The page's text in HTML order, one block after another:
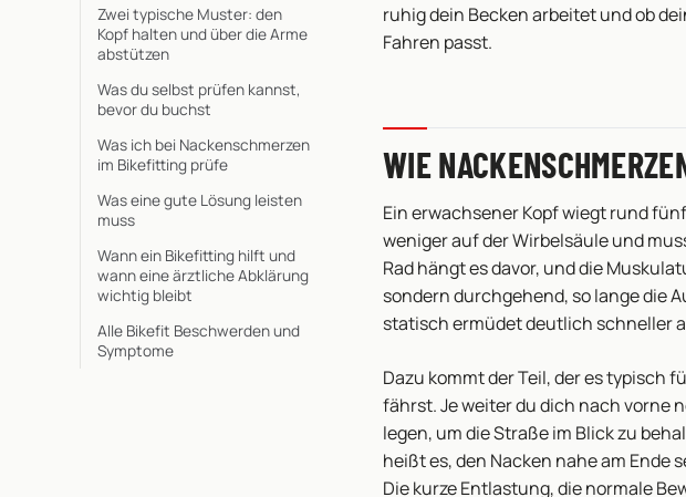
Zwei typische Muster: den
Kopf halten und über die Arme
abstützen
Was du selbst prüfen kannst,
bevor du buchst
Was ich bei Nackenschmerzen
im Bikefitting prüfe
Was eine gute Lösung leisten
muss
Wann ein Bikefitting hilft und
wann eine ärztliche Abklärung
wichtig bleibt
Alle Bikefit Beschwerden und
Symptome
ruhig dein Becken arbeitet und ob
Fahren passt.
WIE
Ein erwachsener Kopf wiegt rund
weniger auf der Wirbelsäule und
Rad hängt es davor, und die
sondern durchgehend, so lange die
statisch ermüdet deutlich schneller
Dazu kommt der Teil, der es typisch
fährst. Je weiter du dich nach vorne
legen, um die Straße im Blick zu
heißt es, den Nacken nahe am Ende
Die kurze Entlastung, die normale